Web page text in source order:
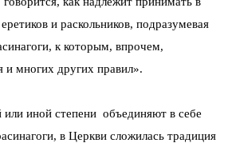
и раскольников, подразумевая
к которым, впрочем,
и многих других правил».
или иной степени объединяют в себе
в Церкви сложилась традиция